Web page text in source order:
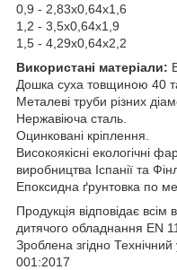
0,9 - 2,83х0,64х1,6
1,2 - 3,5х0,64х1,9
1,5 - 4,29х0,64х2,2
Використані матеріали:
Дошка суха товщиною 40
Металеві труби різних
Нержавіюча сталь.
Оцинковані кріплення.
Високоякісні екологічні
виробництва Іспанії та
Епоксидна ґрунтовка по
Продукція відповідає
дитячого обладнання EN
Зроблена згідно
001:2017